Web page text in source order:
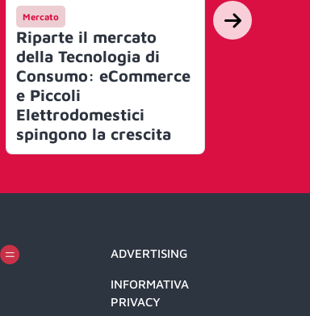
Mercato
Riparte il mercato
della Tecnologia di
Consumo: eCommerce
e Piccoli
Elettrodomestici
spingono la crescita
Mercato
WARC
ADVERTISING
INFORMATIVA
PRIVACY